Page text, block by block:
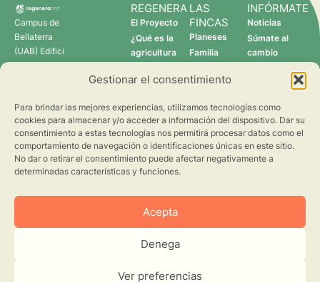
Gestionar el consentimiento
Para brindar las mejores experiencias, utilizamos tecnologías como
cookies para almacenar y/o acceder a información del dispositivo. Dar su
consentimiento a estas tecnologías nos permitirá procesar datos como el
comportamiento de navegación o identificaciones únicas en este sitio.
No dar o retirar el consentimiento puede afectar negativamente a
determinadas características y funciones.
Acepta
Denega
Ver preferencias
Campus de
Bellaterra
(UAB) Edifici
C 08193
regenera@creaf.uab.cat
REGENERA
El Proyecto
¿Qué es la
agricultura
Quién somos
LAS
FINCAS
Planeses
Familia
Verdcamp
Pomona
Fruits
INFÓRMATE
Noticias
Súmate al
cambio